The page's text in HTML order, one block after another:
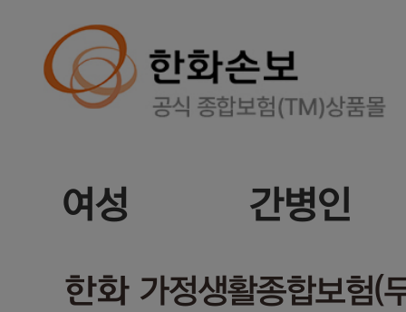
여성 간병인
한화 가정생활종합보험(